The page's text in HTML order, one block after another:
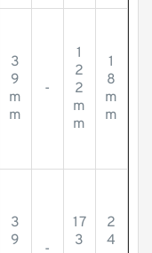
3
9
m
m
-
1
2
2
m
m
1
8
m
m
3
9
-
17
3
2
4